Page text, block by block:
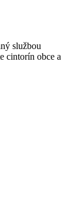
službou
cintorín obce a